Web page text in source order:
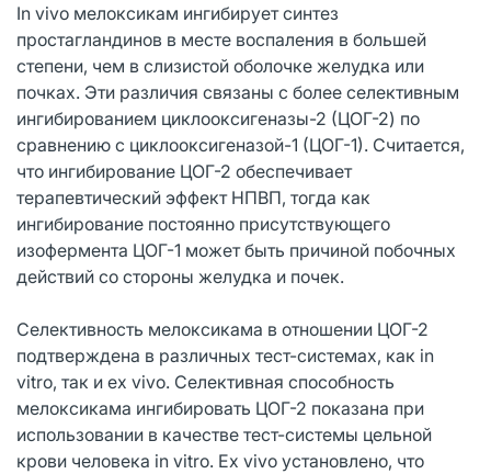
In vivo мелоксикам ингибирует синтез
простагландинов в месте воспаления в большей
степени, чем в слизистой оболочке желудка или
почках. Эти различия связаны с более селективным
ингибированием циклооксигеназы-2 (ЦОГ-2) по
сравнению с циклооксигеназой-1 (ЦОГ-1). Считается,
что ингибирование ЦОГ-2 обеспечивает
терапевтический эффект НПВП, тогда как
ингибирование постоянно присутствующего
изофермента ЦОГ-1 может быть причиной побочных
действий со стороны желудка и почек.
Селективность мелоксикама в отношении ЦОГ-2
подтверждена в различных тест-системах, как in
vitro, так и ex vivo. Селективная способность
мелоксикама ингибировать ЦОГ-2 показана при
использовании в качестве тест-системы цельной
крови человека in vitro. Ex vivo установлено, что